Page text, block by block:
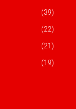
(39)
(22)
(21)
(19)